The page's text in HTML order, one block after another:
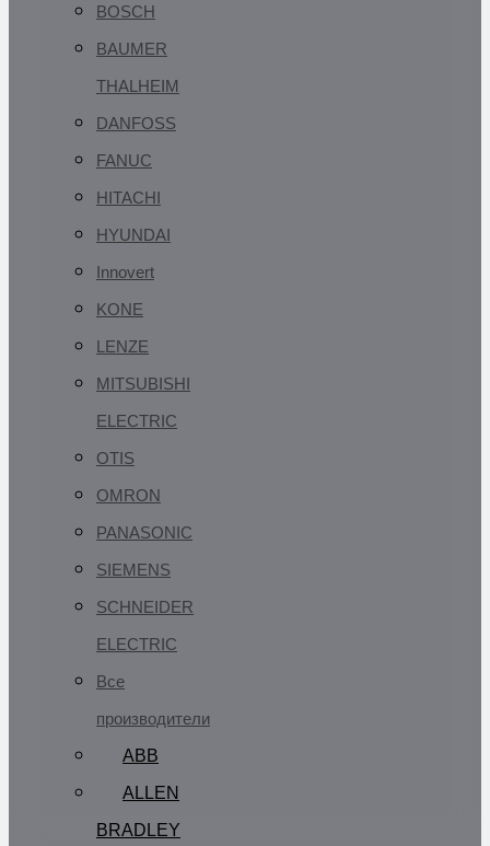
BOSCH
BAUMER
THALHEIM
DANFOSS
FANUC
HITACHI
HYUNDAI
Innovert
KONE
LENZE
MITSUBISHI
ELECTRIC
OTIS
OMRON
PANASONIC
SIEMENS
SCHNEIDER
ELECTRIC
Все
производители
ABB
ALLEN
BRADLEY